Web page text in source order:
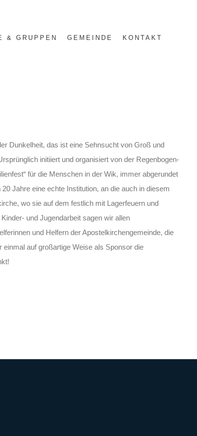
& GRUPPEN GEMEINDE KONTAKT
Dunkelheit, das ist eine Sehnsucht von Groß und
initiiert und organisiert von der Regenbogen-
für die Menschen in der Wik, immer abgerundet
Jahre eine echte Institution, an die auch in diesem
wo sie auf dem festlich mit Lagerfeuern und
und Jugendarbeit sagen wir allen
und Helfern der Apostelkirchengemeinde, die
auf großartige Weise als Sponsor die